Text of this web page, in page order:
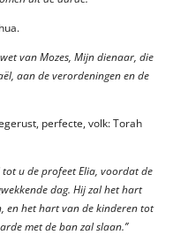
wet van Mozes, Mijn dienaar, die
aan de verordeningen en de
perfecte, volk: Torah
tot u de profeet Elia, voordat de
dag. Hij zal het hart
en het hart van de kinderen tot
met de ban zal slaan.’’